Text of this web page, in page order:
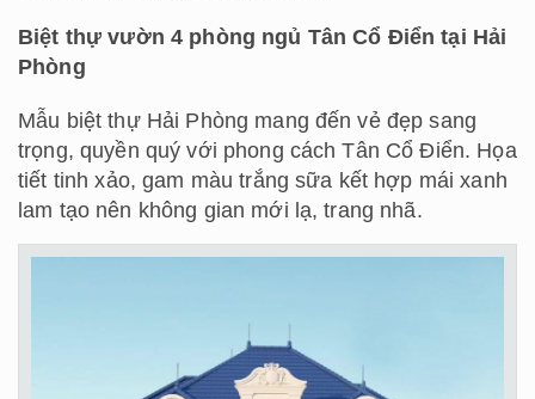
Biệt thự vườn 4 phòng ngủ Tân Cổ Điển tại Hải
Phòng
Mẫu biệt thự Hải Phòng mang đến vẻ đẹp sang
trọng, quyền quý với phong cách Tân Cổ Điển. Họa
tiết tinh xảo, gam màu trắng sữa kết hợp mái xanh
lam tạo nên không gian mới lạ, trang nhã.